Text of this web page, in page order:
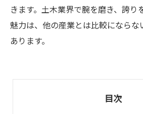
きます。土木業界で腕を磨き、誇り
魅力は、他の産業とは比較になら
あります。
目次